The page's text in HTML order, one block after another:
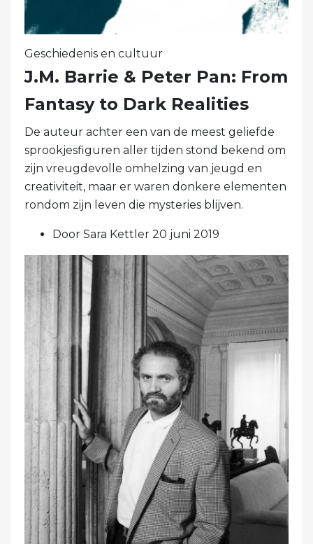
Geschiedenis en cultuur
J.M. Barrie & Peter Pan: From
Fantasy to Dark Realities
De auteur achter een van de meest geliefde
sprookjesfiguren aller tijden stond bekend om
zijn vreugdevolle omhelzing van jeugd en
creativiteit, maar er waren donkere elementen
rondom zijn leven die mysteries blijven.
Door Sara Kettler 20 juni 2019